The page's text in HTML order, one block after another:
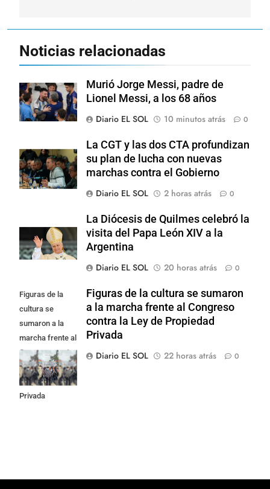
Noticias relacionadas
Murió Jorge Messi, padre de
Lionel Messi, a los 68 años
Diario EL SOL
10 minutos atrás 0
La CGT y las dos CTA profundizan
su plan de lucha con nuevas
marchas contra el Gobierno
Diario EL SOL
2 horas atrás 0
La Diócesis de Quilmes celebró la
visita del Papa León XIV a la
Argentina
Diario EL SOL
20 horas atrás 0
Figuras de la
cultura se
sumaron a la
marcha frente al
Congreso contra
la Ley de
Propiedad
Privada
Figuras de la cultura se sumaron
a la marcha frente al Congreso
contra la Ley de Propiedad
Privada
Diario EL SOL
22 horas atrás 0